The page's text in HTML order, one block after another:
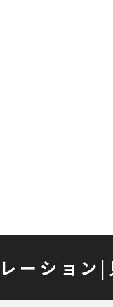
ーション |